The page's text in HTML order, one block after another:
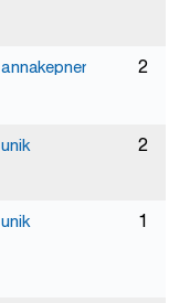
annakepner 2
unik 2
unik 1